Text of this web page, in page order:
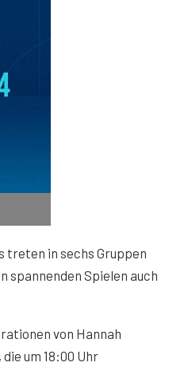
treten in sechs Gruppen
spannenden Spielen auch
von Hannah
um 18:00 Uhr